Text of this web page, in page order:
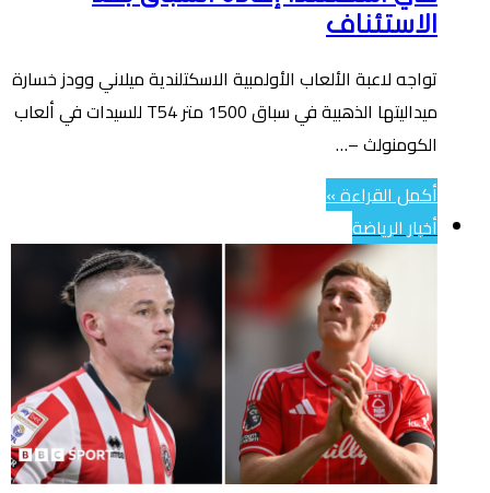
الاستئناف
تواجه لاعبة الألعاب الأولمبية الاسكتلندية ميلاني وودز خسارة
ميداليتها الذهبية في سباق 1500 متر T54 للسيدات في ألعاب
الكومنولث –…
أكمل القراءة »
أخبار الرياضة